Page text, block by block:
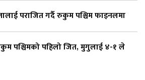
पराजित गर्दै रुकुम पश्चिम फाइनलमा
पश्चिमको पहिलो जित, मुगुलाई ४-१ ले